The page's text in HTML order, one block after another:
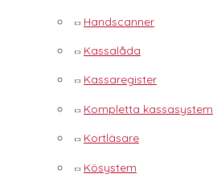
Handscanner
Kassalåda
Kassaregister
Kompletta kassasystem
Kortläsare
Kösystem